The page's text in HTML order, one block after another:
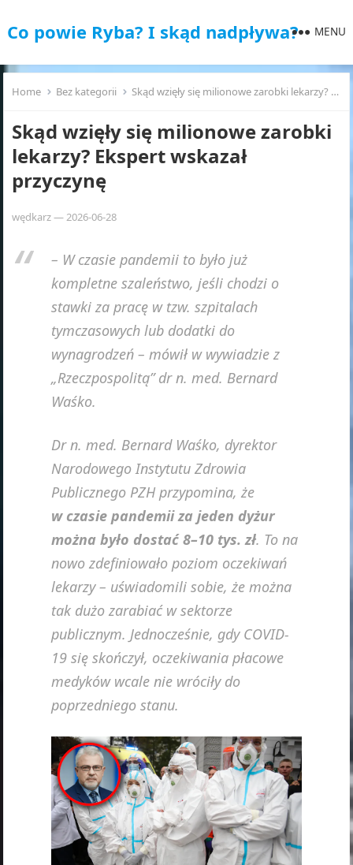
Co powie Ryba? I skąd nadpływa? MENU
Home Bez kategorii Skąd wzięły się milionowe zarobki lekarzy? Ekspert wskazał przyczynę
Skąd wzięły się milionowe zarobki
lekarzy? Ekspert wskazał
przyczynę
wędkarz—2026-06-28
– W czasie pandemii to było już
kompletne szaleństwo, jeśli chodzi o
stawki za pracę w tzw. szpitalach
tymczasowych lub dodatki do
wynagrodzeń – mówił w wywiadzie z
„Rzeczpospolitą” dr n. med. Bernard
Waśko.
Dr n. med. Bernard Waśko, dyrektor
Narodowego Instytutu Zdrowia
Publicznego PZH przypomina, że
w czasie pandemii za jeden dyżur
można było dostać 8–10 tys. zł. To na
nowo zdefiniowało poziom oczekiwań
lekarzy – uświadomili sobie, że można
tak dużo zarabiać w sektorze
publicznym. Jednocześnie, gdy COVID-
19 się skończył, oczekiwania płacowe
medyków wcale nie wróciły do
poprzedniego stanu.